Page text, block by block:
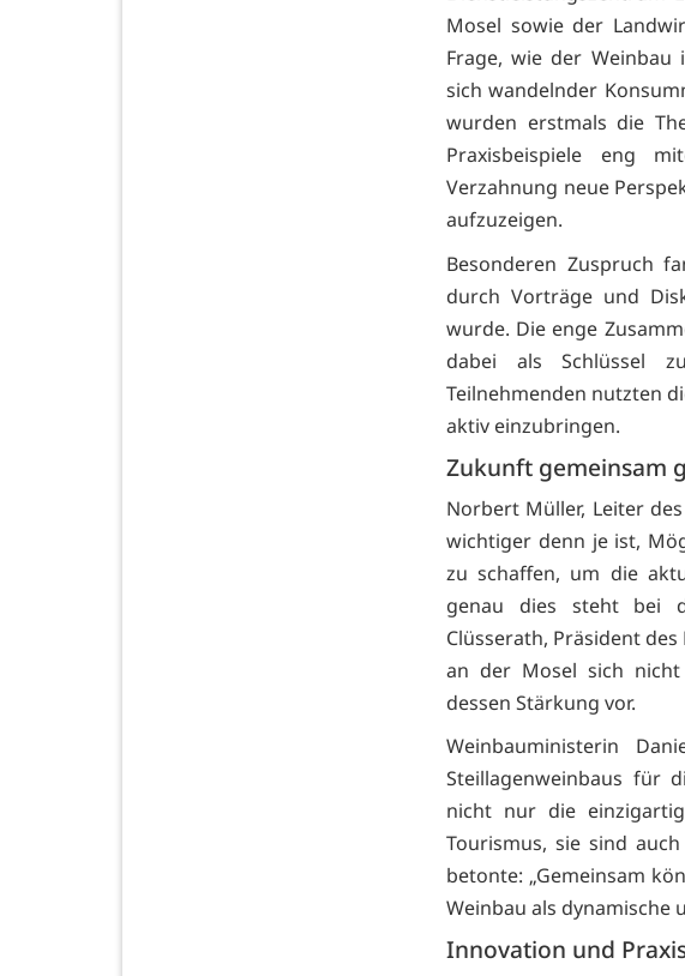
Mosel sowie der
Frage, wie der Weinbau
sich wandelnder
wurden erstmals die
Praxisbeispiele eng
Verzahnung neue
aufzuzeigen.
Besonderen Zuspruch
durch Vorträge und
wurde. Die enge
dabei als Schlüssel
Teilnehmenden nutzten
aktiv einzubringen.
Zukunft gemeinsam
Norbert Müller, Leiter
wichtiger denn je ist,
zu schaffen, um die
genau dies steht bei
Clüsserath, Präsident
an der Mosel sich
dessen Stärkung vor.
Weinbauministerin
Steillagenweinbaus für
nicht nur die
Tourismus, sie sind
betonte: „Gemeinsam
Weinbau als dynamische
Innovation und